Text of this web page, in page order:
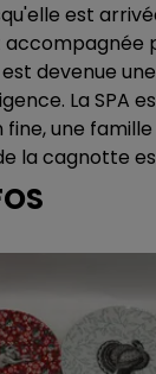
est
accompagnée
devenue
La SPA
une famille
la cagnotte